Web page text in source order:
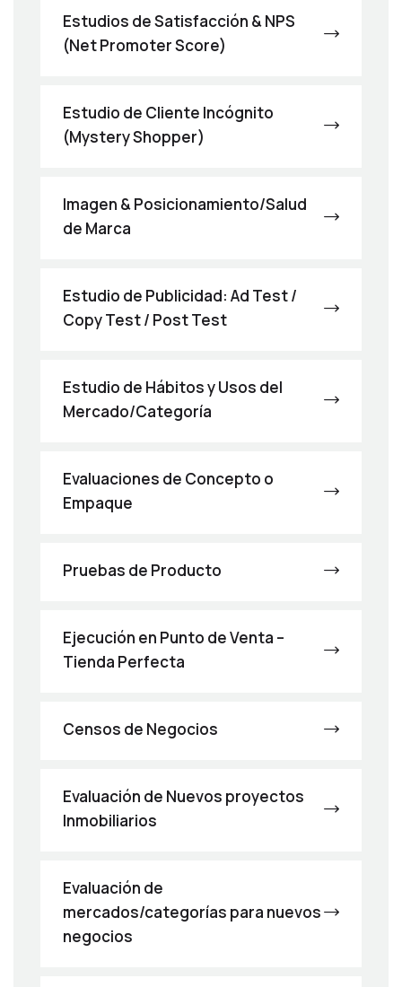
Estudios de Satisfacción & NPS
(Net Promoter Score)
Estudio de Cliente Incógnito
(Mystery Shopper)
Imagen & Posicionamiento/Salud
de Marca
Estudio de Publicidad: Ad Test /
Copy Test / Post Test
Estudio de Hábitos y Usos del
Mercado/Categoría
Evaluaciones de Concepto o
Empaque
Pruebas de Producto
Ejecución en Punto de Venta –
Tienda Perfecta
Censos de Negocios
Evaluación de Nuevos proyectos
Inmobiliarios
Evaluación de
mercados/categorías para nuevos
negocios